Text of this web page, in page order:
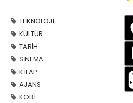
TEKNOLOJİ
KÜLTÜR
TARİH
SİNEMA
KİTAP
AJANS
KOBİ